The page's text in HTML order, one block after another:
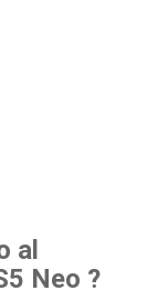
al
Neo ?